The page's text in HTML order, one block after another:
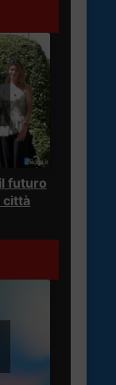
futuro
città